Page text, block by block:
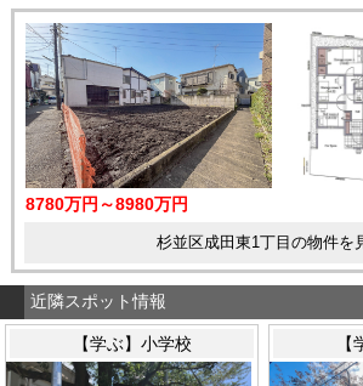
8780万円～8980万円
杉並区成田東1丁目の物件を
近隣スポット情報
【学ぶ】小学校